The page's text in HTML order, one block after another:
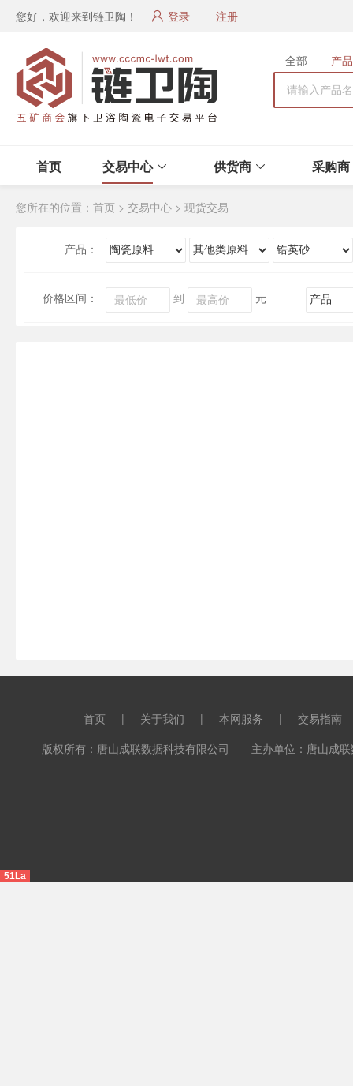
您好，欢迎来到链卫陶！ 登录 注册
全部 产品
首页 交易中心 供货商 采购商
您所在的位置： 首页 > 交易中心 > 现货交易
产品：
价格区间： 到 元
首页 | 关于我们 | 本网服务 |
交易指南
版权所有：唐山成联数据科技有限公司 主办单位：唐山成
51La